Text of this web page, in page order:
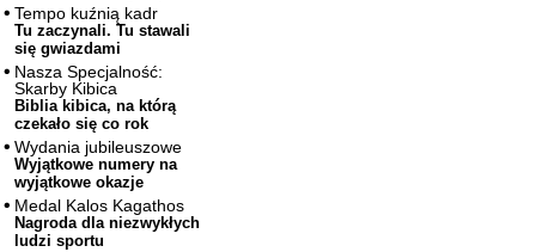
Tempo kuźnią kadr
Tu zaczynali. Tu stawali
się gwiazdami
Nasza Specjalność:
Skarby Kibica
Biblia kibica, na którą
czekało się co rok
Wydania jubileuszowe
Wyjątkowe numery na
wyjątkowe okazje
Medal Kalos Kagathos
Nagroda dla niezwykłych
ludzi sportu